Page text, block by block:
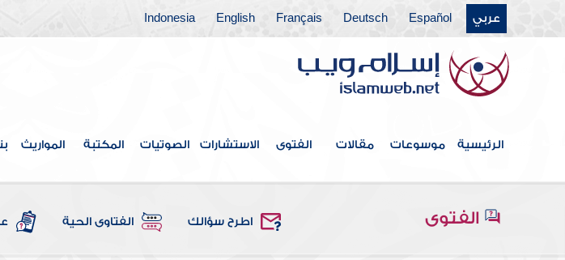
عربي Español
Deutsch
Français
English
Indonesia
الرئيسية موسوعات مقالات الفتوى الاستشارات الصوتيات المكتبة المواريث
الفتوى اطرح سؤالك الفتاوى الحية